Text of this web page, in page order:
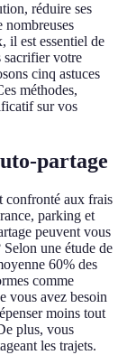
réduire ses
nombreuses
il est essentiel de
sacrifier votre
cinq astuces
méthodes,
sur vos
partage
confronté aux frais
parking et
peuvent vous
Selon une étude de
60% des
comme
vous avez besoin
moins tout
plus, vous
les trajets.